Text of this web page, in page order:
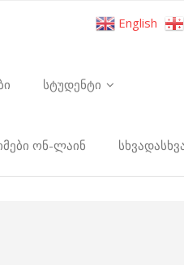
სტუდენტი
ონ-ლაინ
English